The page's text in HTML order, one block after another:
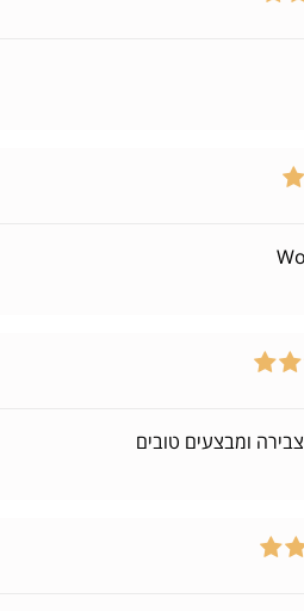
ומבצעים טובים